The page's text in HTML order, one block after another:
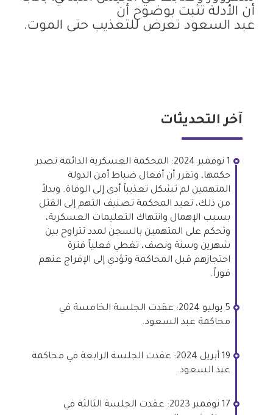
أن الأدلة تثبت بوضوح أن
عبد السعود تعرض للتعذيب حتى الموت.
آخر التحديثات
1 نوفمبر 2024: المحكمة العسكرية الدائمة تصدر
حكمها، وتقرر أن أفعال ضباط أمن الدولة
المتهمين لم تشكل تعذيباً أدى إلى الوفاة. وبدلاً
من ذلك، تعيد المحكمة تصنيف التهم إلى القتل
بسبب الإهمال وانتهاك التعليمات العسكرية،
وتحكم على المتهمين بالسجن لمدد تتراوح بين
شهرين وسنة ونصف، تغطي فعلياً فترة
احتجازهم قبل المحاكمة وتؤدي إلى الإفراج عنهم
فوراً.
5 يوليو 2024: عقدت الجلسة الخامسة في
محاكمة عبد السعود.
19 أبريل 2024: عقدت الجلسة الرابعة في محاكمة
عبد السعود.
17 نوفمبر 2023: عقدت الجلسة الثالثة في